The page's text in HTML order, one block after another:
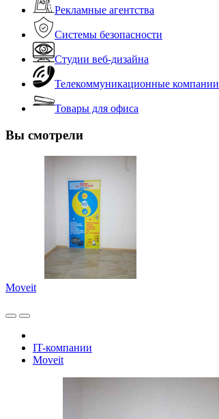
Рекламные агентства
Системы безопасности
Студии веб-дизайна
Телекоммуникационные компании
Товары для офиса
Вы смотрели
Moveit
IT-компании
Moveit